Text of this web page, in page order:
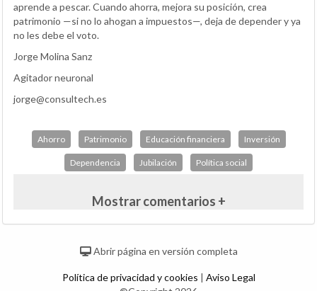
aprende a pescar. Cuando ahorra, mejora su posición, crea
patrimonio —si no lo ahogan a impuestos—, deja de depender y ya
no les debe el voto.
Jorge Molina Sanz
Agitador neuronal
jorge@consultech.es
Ahorro Patrimonio Educación financiera Inversión
Dependencia Jubilación Política social
Mostrar comentarios +
Abrir página en versión completa
Política de privacidad y cookies | Aviso Legal